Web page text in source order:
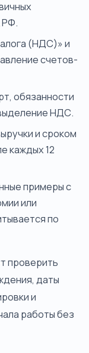
РФ.
(НДС)» и
счетов-
обязанности
НДС.
и сроком
каждых 12
примеры с
или
по
проверить
даты
и
работы без